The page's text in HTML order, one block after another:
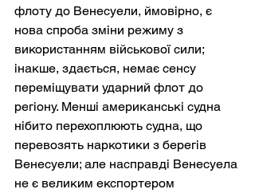
флоту до Венесуели, ймовірно, є
нова спроба зміни режиму з
використанням військової сили;
інакше, здається, немає сенсу
переміщувати ударний флот до
регіону. Менші американські судна
нібито перехоплюють судна, що
перевозять наркотики з берегів
Венесуели; але насправді Венесуела
не є великим експортером